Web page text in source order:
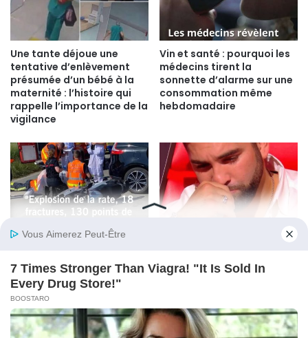
Une tante déjoue une
tentative d’enlèvement
présumée d’un bébé à la
maternité : l’histoire qui
rappelle l’importance de la
vigilance
Vin et santé : pourquoi les
médecins tirent la
sonnette d’alarme sur une
consommation même
hebdomadaire
Jean-Luc Reichmann
Bouleversant Entre Vie et
Mort
enfance